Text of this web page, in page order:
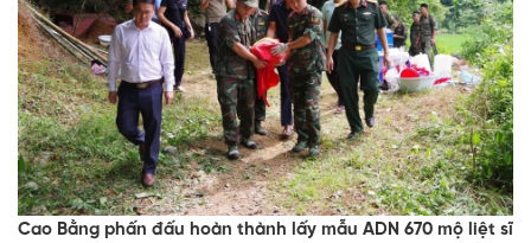
Cao Bằng phấn đấu hoàn thành lấy mẫu ADN 670 mộ liệt sĩ